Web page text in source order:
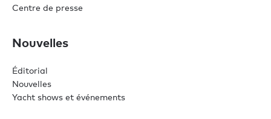
Centre de presse
Nouvelles
Éditorial
Nouvelles
Yacht shows et événements